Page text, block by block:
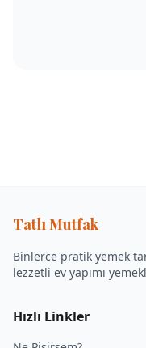
Tatlı Mutfak
Binlerce pratik yemek
lezzetli ev yapımı
Hızlı Linkler